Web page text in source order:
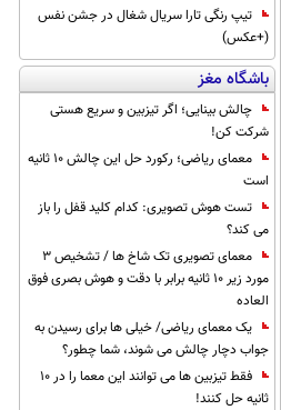
تیپ رنگی تارا سریال شغال در جشن نفس
(+عکس)
باشگاه مغز
چالش بینایی؛ اگر تیزبین و سریع هستی
شرکت کن!
معمای ریاضی؛ رکورد حل این چالش 10 ثانیه
است
تست هوش تصویری: کدام کلید قفل را باز
می کند؟
معمای تصویری تک شاخ ها / تشخیص 3
مورد زیر 10 ثانیه برابر با دقت و هوش بصری فوق
العاده
یک معمای ریاضی/ خیلی ها برای رسیدن به
جواب دچار چالش می شوند، شما چطور؟
فقط تیزبین ها می توانند این معما را در 10
ثانیه حل کنند!